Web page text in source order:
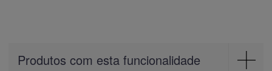
Produtos com esta funcionalidade